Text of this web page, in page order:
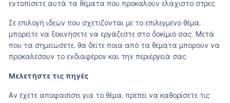
εντοπίσετε αυτά τα θέματα που προκαλούν ελάχιστο στρες.
Σε επιλογή ιδεών που σχετίζονται με το επιλεγμένο θέμα,
μπορείτε να ξεκινήσετε να εργάζεστε στο δοκίμιό σας. Μετά
που τα σημειώσετε, θα δείτε ποια από τα θέματα μπορούν να
προκαλέσουν το ενδιαφέρον και την περιέργειά σας.
Μελετήστε τις πηγές
Αν έχετε αποφασίσει για το θέμα, πρέπει να καθορίσετε τις